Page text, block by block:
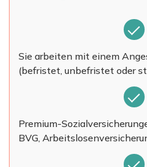
Sie arbeiten mit einem
(befristet, unbefristet oder
Premium-
BVG,